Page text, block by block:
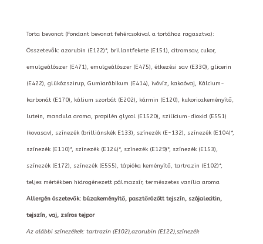
Torta bevonat (Fondant bevonat fehércsokival a tortához ragasztva):
Összetevők: azorubin (E122)*, brillantfekete (E151), citromsav, cukor,
emulgeálószer (E471), emulgeálószer (E475), étkezési sav (E330), glicerin
(E422), glükózszirup, Gumiarábikum (E414), ivóvíz, kakaóvaj, Kálcium-
karbonát (E170), kálium szorbát (E202), kármin (E120), kukoricakeményítő,
lutein, mandula aroma, propilén glycol (E1520), szilícium-dioxid (E551)
(kovasav), színezék (brilliánskék E133), színezék (E-132), színezék (E104)*,
színezék (E110)*, színezék (E124)*, színezék (E129)*, színezék (E153),
színezék (E172), színezék (E555), tápióka keményítő, tartrazin (E102)*,
teljes mértékben hidrogénezett pálmazsír, természetes vanília aroma
Allergén öszetevők: búzakeményítő, pasztőrözött tejszín, szójalecitin,
tejszín, vaj, zsíros tejpor
Az alábbi színezékek: tartrazin (E102),azorubin (E122),színezék